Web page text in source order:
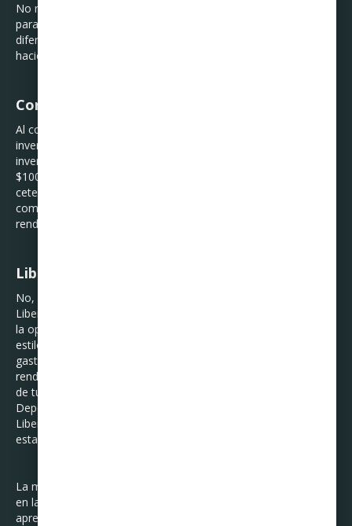
No necesitas tener un segundo trabajo de tiempo completo
para generar más ingresos. Puedes capitalizar tus talentos de
diferentes maneras. Escribe una lista de lo que eres bueno
haciendo y por qué puedes cobrar si dieras clases o asesorías.
Conviértete en un inversionista
Al contrario de lo que la mayoría de las personas piensan, las
inversiones no son solo para la gente rica. Puedes volverte
inversionista en plataformas que te permiten invertir desde
$100 mensuales. Una opción segura si eres primerizo es
cetesdirecto.com, donde puedes comenzar a invertir y verás
como poco a poco tu dinero comienza a generar
rendimientos.
Libertad Financiera
No, la Libertad Financiera no es algo mágico, ni esotérico. La
Libertad Financiera existe en el mundo real, y es simplemente
la opción de dejar de trabajar y poder pagar los gastos de tu
estilo de vida. Pero, ¿de dónde sale el dinero que pagará los
gastos de mi estilo de vida? Muy sencillo, saldrá de los
rendimientos de tus inversiones. Tu principal objetivo hablando
de tus finanzas personales, no es solo sobrevivir y estar en la
Dependencia Financiera, tu objetivo debe ser llegar a la
Libertad Financiera, y con todo lo mencionado anteriormente,
estarás en el camino correcto.
La mayoría de las veces, no nos enseñan a manejar el dinero
en la escuela o en casa, por lo que depende de nosotros
aprender la mejor manera de administrar y manejar nuestro